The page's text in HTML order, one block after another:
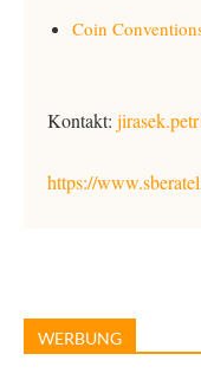
Coin
Kontakt:
https://
WERBUNG